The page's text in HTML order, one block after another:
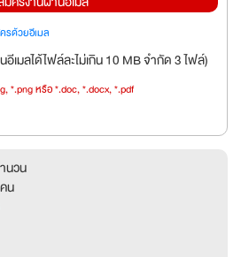
รด้วยอีเมล
เมลได้ไฟล์ละไม่เกิน 10 MB จำกัด 3 ไฟล์)
*.png หรือ *.doc, *.docx, *.pdf
นวน
คน